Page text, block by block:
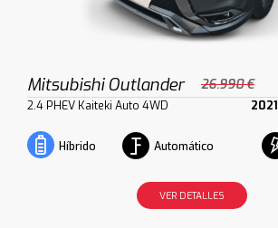
Mitsubishi Outlander 26.990 €
2.4 PHEV Kaiteki Auto 4WD 2021
Híbrido Automático
VER DETALLES